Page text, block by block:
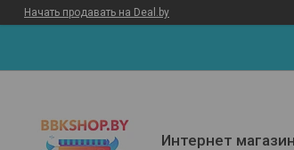
Начать продавать на Deal.by
Интернет